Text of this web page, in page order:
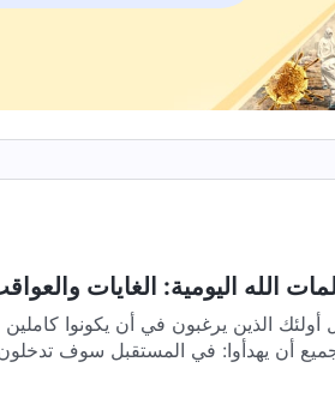
الله اليومية: الغايات والعواقب
أولئك الذين يرغبون في أن يكونوا
أن يهدأوا: في المستقبل سوف تدخلون